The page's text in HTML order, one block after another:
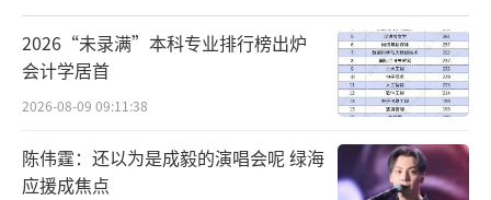
2026“未录满”本科专业排行榜出炉
会计学居首
2026-08-09 09:11:38
陈伟霆：还以为是成毅的演唱会呢 绿海
应援成焦点